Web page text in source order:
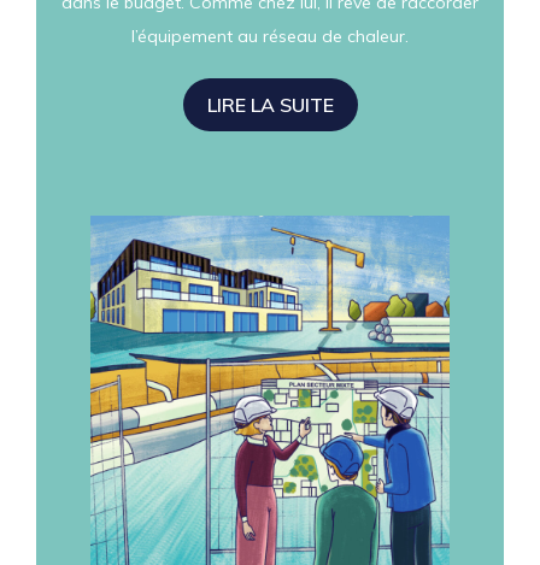
l’équipement au réseau de chaleur.
LIRE LA SUITE